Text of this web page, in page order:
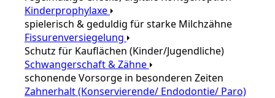
Kinderprophylaxe
spielerisch & geduldig für starke Milchzähne
Fissurenversiegelung
Schutz für Kauflächen (Kinder/Jugendliche)
Schwangerschaft & Zähne
schonende Vorsorge in besonderen Zeiten
Zahnerhalt (Konservierende/ Endodontie/ Paro)